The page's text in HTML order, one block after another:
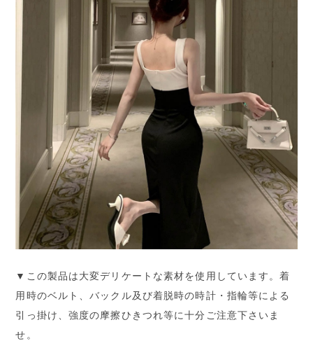
▼この製品は大変デリケートな素材を使用しています。着
用時のベルト、バックル及び着脱時の時計・指輪等による
引っ掛け、強度の摩擦ひきつれ等に十分ご注意下さいま
せ。